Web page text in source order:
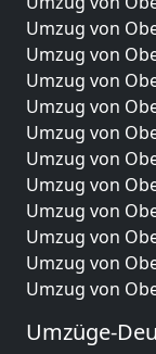
Umzug von
Umzug von
Umzug von
Umzug von
Umzug von
Umzug von
Umzug von
Umzug von
Umzug von
Umzug von
Umzug von
Umzüge-